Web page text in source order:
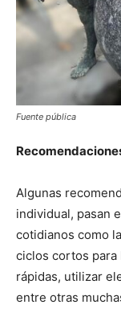
Fuente pública
Algunas
individual, pasan
cotidianos como
ciclos cortos para
rápidas, utilizar
entre otras